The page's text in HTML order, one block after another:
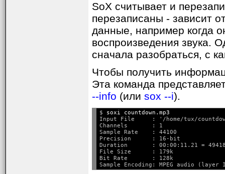
SoX считывает и
перезаписаны - зависит
данные, например когда
воспроизведения звука.
сначала разобраться, с
Чтобы получить
Эта команда
--info (или sox --i).
$ soxi countdown.mp3
Input File     : '/home/tux/
Channels       : 1
Sample Rate    : 44100
Precision      : 16-bit
Duration       : 00:00:11.21 =
File Size      : 179k
Bit Rate       : 128k